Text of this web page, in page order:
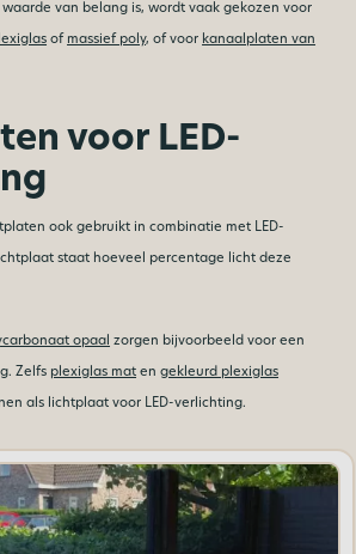
van belang is, wordt vaak gekozen voor
of massief poly, of voor kanaalplaten van
voor LED-
ook gebruikt in combinatie met LED-
staat hoeveel percentage licht deze
opaal zorgen bijvoorbeeld voor een
Zelfs plexiglas mat engekleurd plexiglas
als lichtplaat voor LED-verlichting.